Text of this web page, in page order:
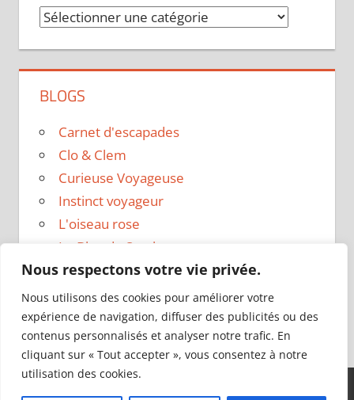
Nous respectons votre vie privée.
Nous utilisons des cookies pour améliorer votre
expérience de navigation, diffuser des publicités ou des
contenus personnalisés et analyser notre trafic. En
cliquant sur « Tout accepter », vous consentez à notre
utilisation des cookies.
Catégories
BLOGS
Carnet d'escapades
Clo & Clem
Curieuse Voyageuse
Instinct voyageur
L'oiseau rose
Le Blog de Sarah
Le sac a dos
Madame Oreille
Voyages et Vagabondages